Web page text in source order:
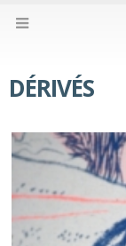
DÉRIVÉS